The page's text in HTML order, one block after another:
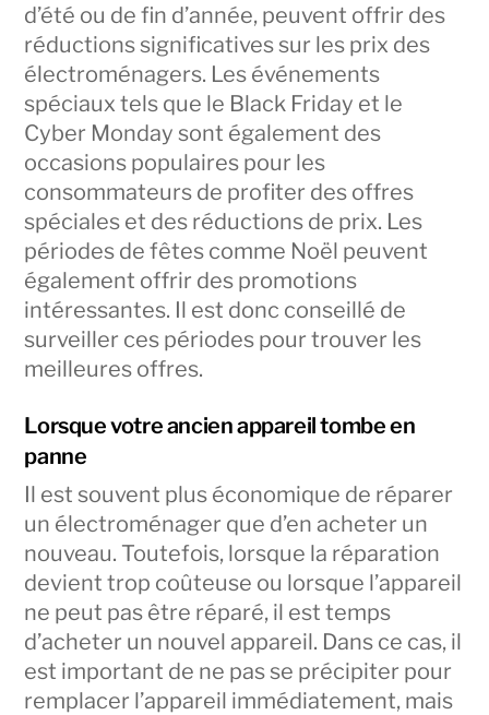
d’été ou de fin d’année, peuvent offrir des
réductions significatives sur les prix des
électroménagers. Les événements
spéciaux tels que le Black Friday et le
Cyber Monday sont également des
occasions populaires pour les
consommateurs de profiter des offres
spéciales et des réductions de prix. Les
périodes de fêtes comme Noël peuvent
également offrir des promotions
intéressantes. Il est donc conseillé de
surveiller ces périodes pour trouver les
meilleures offres.
Lorsque votre ancien appareil tombe en
panne
Il est souvent plus économique de réparer
un électroménager que d’en acheter un
nouveau. Toutefois, lorsque la réparation
devient trop coûteuse ou lorsque l’appareil
ne peut pas être réparé, il est temps
d’acheter un nouvel appareil. Dans ce cas, il
est important de ne pas se précipiter pour
remplacer l’appareil immédiatement, mais